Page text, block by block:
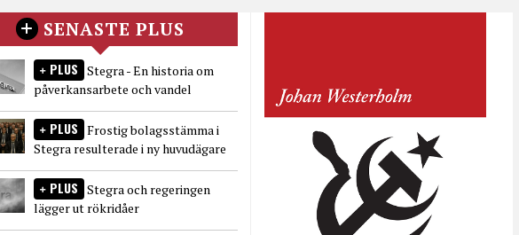
SENASTE PLUS
PLUS Stegra - En historia om
påverkansarbete och vandel
PLUS Frostig bolagsstämma i
Stegra resulterade i ny huvudägare
PLUS Stegra och regeringen
lägger ut rökridåer